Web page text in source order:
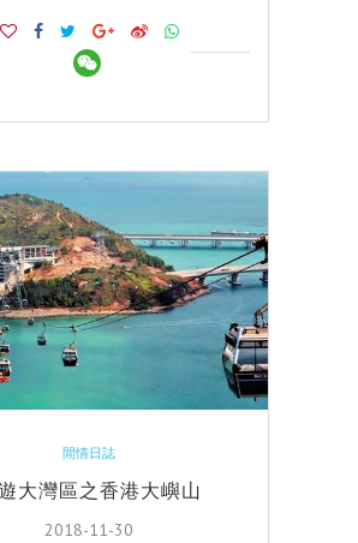
閒情日誌
大灣區之香港大嶼山
2018-11-30